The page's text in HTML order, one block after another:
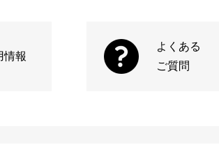
情報
よくある
ご質問